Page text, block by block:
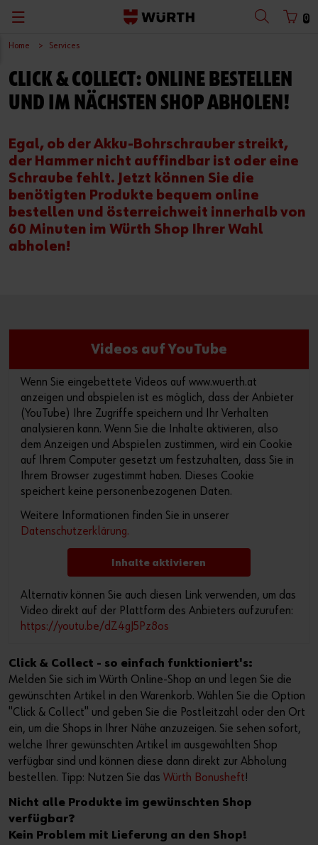
0
Home Services
CLICK & COLLECT: ONLINE BESTELLEN
UND IM NÄCHSTEN SHOP ABHOLEN!
Egal, ob der Akku-Bohrschrauber streikt,
der Hammer nicht auffindbar ist oder eine
Schraube fehlt. Jetzt können Sie die
benötigten Produkte bequem online
bestellen und österreichweit innerhalb von
60 Minuten im Würth Shop Ihrer Wahl
abholen!
Videos auf YouTube
Wenn Sie eingebettete Videos auf www.wuerth.at
anzeigen und abspielen ist es möglich, dass der Anbieter
(YouTube) Ihre Zugriffe speichern und Ihr Verhalten
analysieren kann. Wenn Sie die Inhalte aktivieren, also
dem Anzeigen und Abspielen zustimmen, wird ein Cookie
auf Ihrem Computer gesetzt um festzuhalten, dass Sie in
Ihrem Browser zugestimmt haben. Dieses Cookie
speichert keine personenbezogenen Daten.
Weitere Informationen finden Sie in unserer
Datenschutzerklärung.
Inhalte aktivieren
Alternativ können Sie auch diesen Link verwenden, um das
Video direkt auf der Plattform des Anbieters aufzurufen:
https://youtu.be/dZ4gJ5Pz8os
Click & Collect - so einfach funktioniert's:
Melden Sie sich im Würth Online-Shop an und legen Sie die
gewünschten Artikel in den Warenkorb. Wählen Sie die Option
"Click & Collect" und geben Sie die Postleitzahl oder den Ort
ein, um die Shops in Ihrer Nähe anzuzeigen. Sie sehen sofort,
welche Ihrer gewünschten Artikel im ausgewählten Shop
verfügbar sind und können diese dann direkt zur Abholung
bestellen. Tipp: Nutzen Sie das Würth Bonusheft!
Nicht alle Produkte im gewünschten Shop
verfügbar?
Kein Problem mit Lieferung an den Shop!